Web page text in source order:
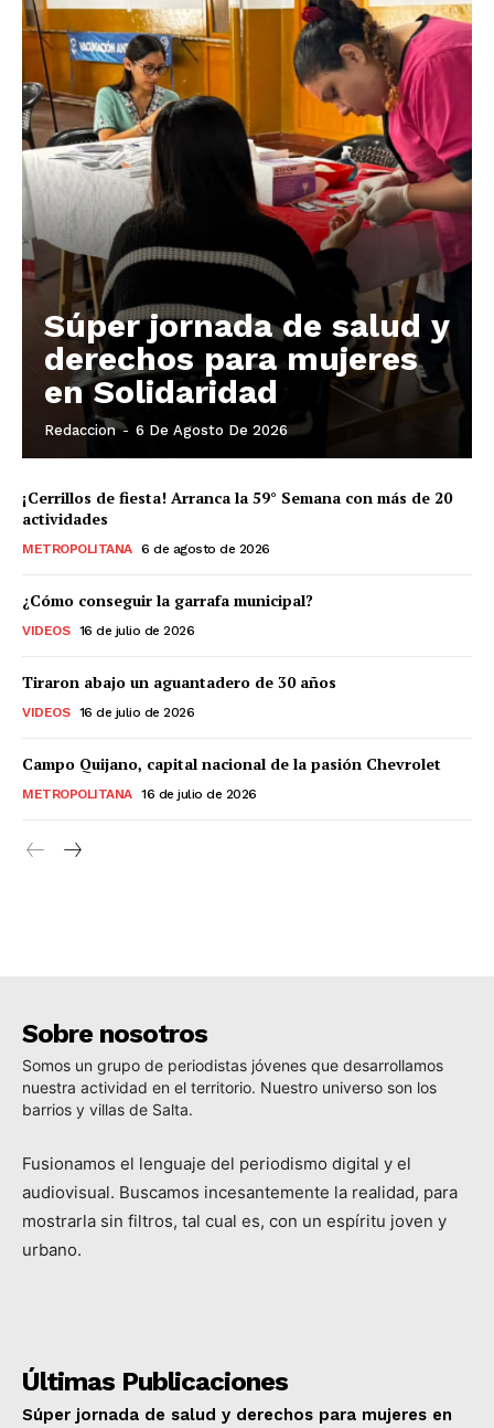
Súper jornada de salud y
derechos para mujeres
en Solidaridad
Redaccion - 6 De Agosto De 2026
¡Cerrillos de fiesta! Arranca la 59° Semana con más de 20
actividades
METROPOLITANA 6 de agosto de 2026
¿Cómo conseguir la garrafa municipal?
VIDEOS 16 de julio de 2026
Tiraron abajo un aguantadero de 30 años
VIDEOS 16 de julio de 2026
Campo Quijano, capital nacional de la pasión Chevrolet
METROPOLITANA 16 de julio de 2026
Sobre nosotros
Somos un grupo de periodistas jóvenes que desarrollamos
nuestra actividad en el territorio. Nuestro universo son los
barrios y villas de Salta.
Fusionamos el lenguaje del periodismo digital y el
audiovisual. Buscamos incesantemente la realidad, para
mostrarla sin filtros, tal cual es, con un espíritu joven y
urbano.
Últimas Publicaciones
Súper jornada de salud y derechos para mujeres en